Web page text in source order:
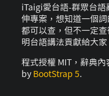
iTaigi愛台語-群眾台語
伸專案，想知道一個
都可以查，但不一定
明台語講法貢獻給大
程式授權 MIT，辭典
by BootStrap 5.